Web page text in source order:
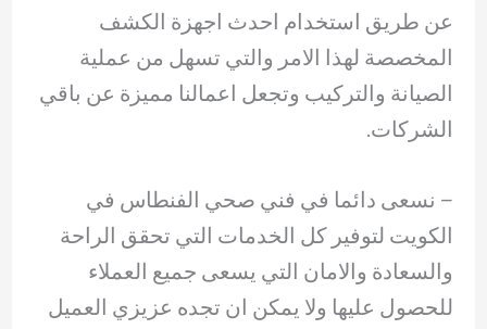
عن طريق استخدام احدث اجهزة الكشف
المخصصة لهذا الامر والتي تسهل من عملية
الصيانة والتركيب وتجعل اعمالنا مميزة عن باقي
الشركات.
– ‏نسعى دائما في فني صحي الفنطاس في
الكويت لتوفير كل الخدمات التي تحقق الراحة
والسعادة والامان التي يسعى جميع العملاء
للحصول عليها ولا يمكن ان تجده عزيزي العميل